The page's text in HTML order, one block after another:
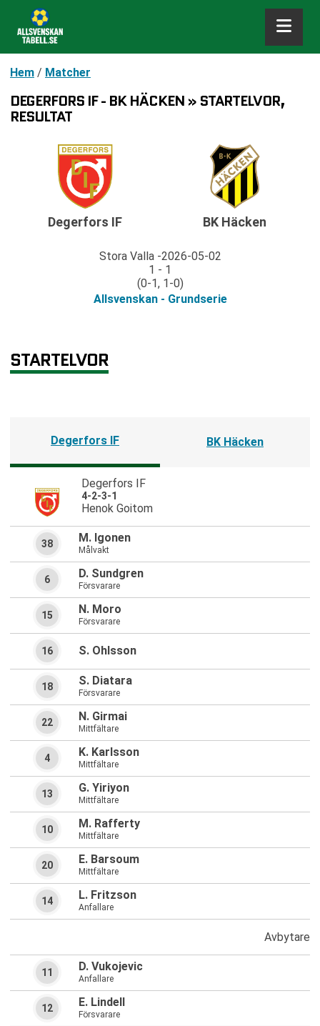
Hem / Matcher
DEGERFORS IF - BK HÄCKEN » STARTELVOR,
RESULTAT
Degerfors IF
Stora Valla 2026-05-02
1 - 1
(0-1, 1-0)
Allsvenskan - Grundserie
BK Häcken
STARTELVOR
Degerfors IF BK Häcken
Degerfors IF
4-2-3-1
Henok Goitom
M. Igonen
Målvakt
38
D. Sundgren
Försvarare
6
N. Moro
Försvarare
15
S. Ohlsson
16
S. Diatara
Försvarare
18
N. Girmai
Mittfältare
22
K. Karlsson
Mittfältare
4
G. Yiriyon
Mittfältare
13
M. Rafferty
Mittfältare
10
E. Barsoum
Mittfältare
20
L. Fritzson
Anfallare
14
Avbytare
D. Vukojevic
Anfallare
11
E. Lindell
Försvarare
12